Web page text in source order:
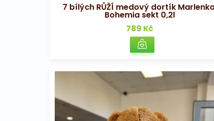
7 bílých RŮŽÍ medový dortík
Bohemia sekt 0,2l
789 Kč